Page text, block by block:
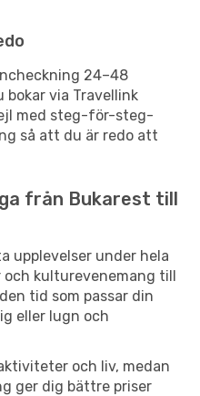
24–48
bokar via Travellink
med steg-för-steg-
så att du är redo att
från Bukarest till
upplevelser under hela
kulturevenemang till
tid som passar din
eller lugn och
och liv, medan
ger dig bättre priser